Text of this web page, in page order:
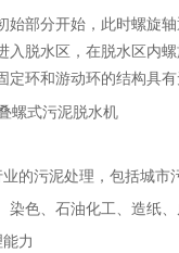
始部分开始，此时螺旋
入脱水区，在脱水区内
定环和游动环的结构具
的污泥处理，包括城市
染色、石油化工、造纸、
力